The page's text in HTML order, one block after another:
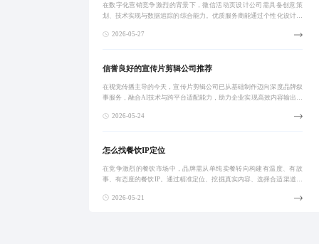
在数字化营销竞争激烈的背景下，微信活动页设计公司需具备创意策
划、技术实现与数据追踪的综合能力。优质服务商能通过个性化设计提
业度、响应效率与
2026-05-27
信誉良好的宣传片剪辑公司推荐
在视觉传播主导的今天，宣传片剪辑公司已从基础制作迈向深度品牌叙
事服务，融合AI技术与跨平台适配能力，助力企业实现高效内容输出与
2026-05-24
怎么找餐饮IP定位
在竞争激烈的餐饮市场中，品牌需从单纯卖餐转向构建有温度、有故
事、有态度的餐饮IP。通过精准定位、挖掘真实内容、选择合适渠道分
模式，才能建立
2026-05-21